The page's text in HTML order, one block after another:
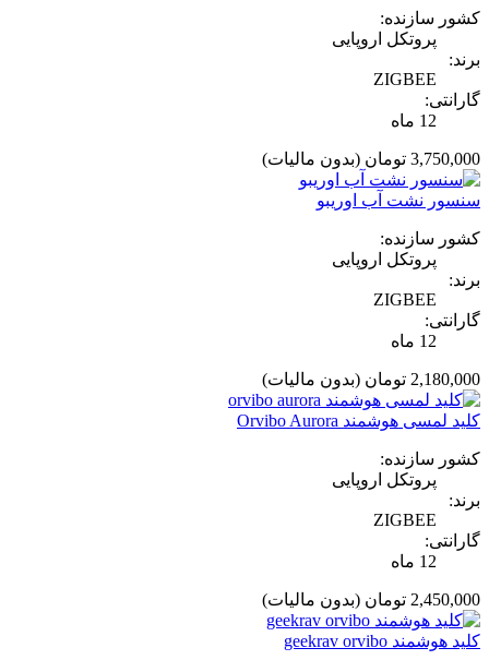
کشور سازنده:
پروتکل اروپایی
برند:
ZIGBEE
گارانتی:
12 ماه
3,750,000 تومان (بدون مالیات)
سنسور نشت آب اوریبو
کشور سازنده:
پروتکل اروپایی
برند:
ZIGBEE
گارانتی:
12 ماه
2,180,000 تومان (بدون مالیات)
کلید لمسی هوشمند Orvibo Aurora
کشور سازنده:
پروتکل اروپایی
برند:
ZIGBEE
گارانتی:
12 ماه
2,450,000 تومان (بدون مالیات)
کلید هوشمند geekrav orvibo